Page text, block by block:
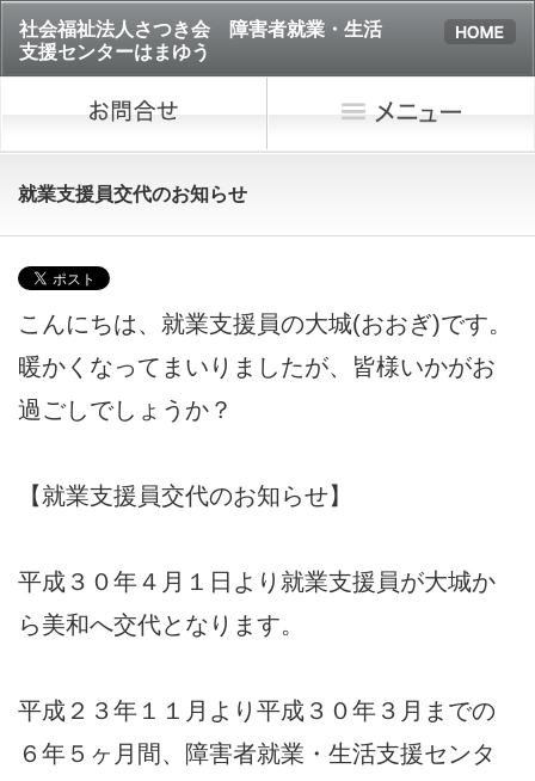
社会福祉法人さつき会 障害者就業・生活
支援センターはまゆう
就業支援員交代のお知らせ
こんにちは、就業支援員の大城(おおぎ)です。
暖かくなってまいりましたが、皆様いかがお
過ごしでしょうか？
【就業支援員交代のお知らせ】
平成３０年４月１日より就業支援員が大城か
ら美和へ交代となります。
平成２３年１１月より平成３０年３月までの
６年５ヶ月間、障害者就業・生活支援センタ